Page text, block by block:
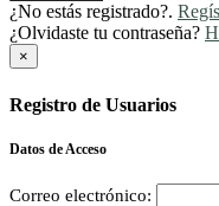
¿No estás registrado?.
¿Olvidaste tu contraseña?
×
Registro de Usuarios
Datos de Acceso
Correo electrónico: